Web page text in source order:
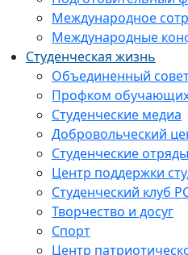
Международное
Международные
Студенческая жизнь
Объединенный
Профком
Студенческие медиа
Добровольческий
Студенческие отряды
Центр поддержки
Студенческий клуб
Творчество и досуг
Спорт
Центр